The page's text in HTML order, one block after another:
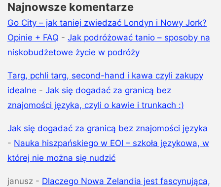
Najnowsze komentarze
Go City – jak taniej zwiedzać Londyn i Nowy Jork?
Opinie + FAQ - Jak podróżować tanio – sposoby na
niskobudżetowe życie w podróży
Targ, pchli targ, second-hand i kawa czyli zakupy
idealne - Jak się dogadać za granicą bez
znajomości języka, czyli o kawie i trunkach :)
Jak się dogadać za granicą bez znajomości języka
- Nauka hiszpańskiego w EOI – szkoła językowa, w
której nie można się nudzić
janusz - Dlaczego Nowa Zelandia jest fascynująca,